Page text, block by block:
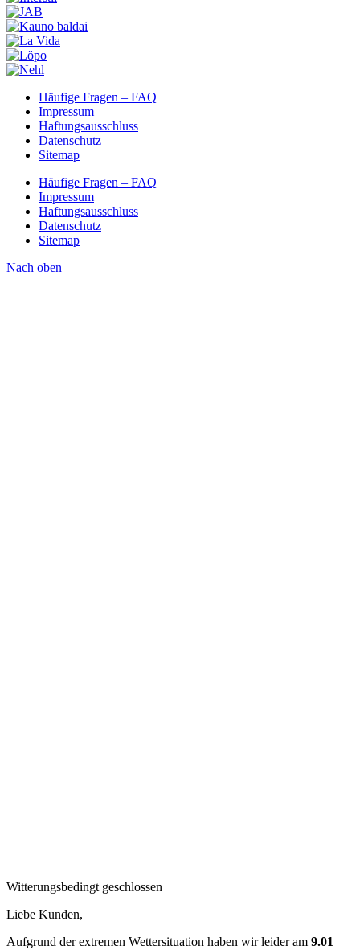
Häufige Fragen – FAQ
Impressum
Haftungsausschluss
Datenschutz
Sitemap
Häufige Fragen – FAQ
Impressum
Haftungsausschluss
Datenschutz
Sitemap
Nach oben
Witterungsbedingt geschlossen
Liebe Kunden,
Aufgrund der extremen Wettersituation haben wir leider am 9.01